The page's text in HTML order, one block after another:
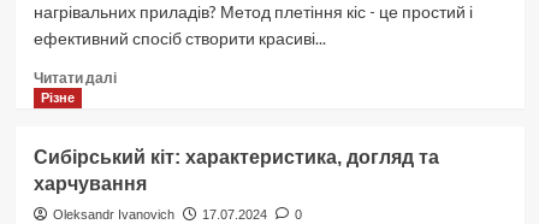
та
здоров’я
нагрівальних приладів? Метод плетіння кіс - це простий і
ефективний спосіб створити красиві...
Читати даліДокладніше
зробити
кучері
без
Різне
Сибірський кіт: характеристика, догляд та
харчування
Oleksandr Ivanovich 17.07.2024 0